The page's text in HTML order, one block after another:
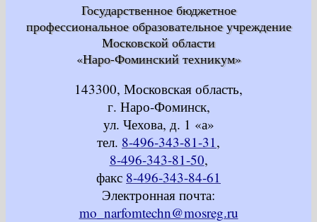
Государственное бюджетное
профессиональное образовательное учреждение
Московской области
«Наро-Фоминский техникум»
143300, Московская область,
г. Наро-Фоминск,
ул. Чехова, д. 1 «а»
тел. 8-496-343-81-31 ,
8-496-343-81-50,
факс 8-496-343-84-61
Электронная почта:
mo_narfomtechn@mosreg.ru